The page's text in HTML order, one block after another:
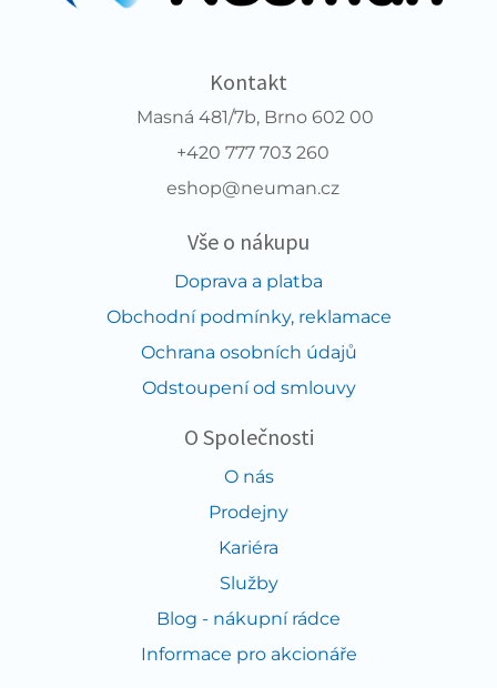
Kontakt
Masná 481/7b, Brno 602 00
+420 777 703 260
eshop@neuman.cz
Vše o nákupu
Doprava a platba
Obchodní podmínky, reklamace
Ochrana osobních údajů
Odstoupení od smlouvy
O Společnosti
O nás
Prodejny
Kariéra
Služby
Blog - nákupní rádce
Informace pro akcionáře